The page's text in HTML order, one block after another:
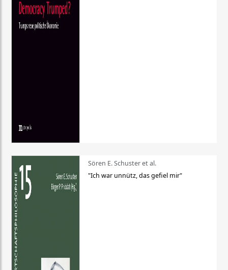
Sören E. Schuster et al.
"Ich war unnütz, das gefiel mir"